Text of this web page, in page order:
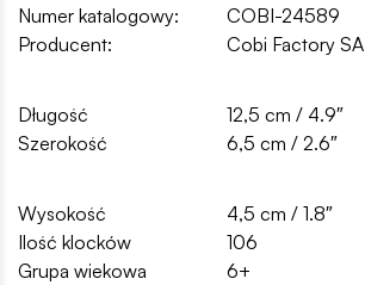
Numer katalogowy:
COBI-24589
Producent:
Cobi Factory SA
Długość
12,5 cm / 4.9″
Szerokość
6,5 cm / 2.6″
Wysokość
4,5 cm / 1.8″
Ilość klocków
106
Grupa wiekowa
6+